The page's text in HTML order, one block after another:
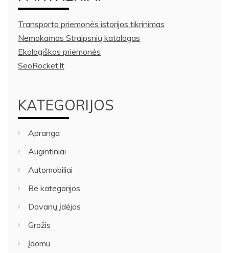
Transporto priemonės istorijos tikrinimas
Nemokamas Straipsnių katalogas
Ekologiškos priemonės
SeoRocket.lt
KATEGORIJOS
Apranga
Augintiniai
Automobiliai
Be kategorijos
Dovanų įdėjos
Grožis
Įdomu